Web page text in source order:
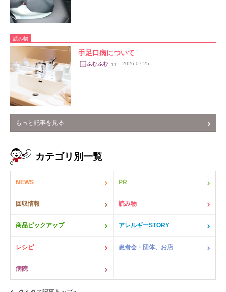
読み物
手足口病について
11 2026.07.25
もっと記事を見る
カテゴリ別一覧
NEWS PR
回収情報 読み物
商品ピックアップ アレルギーSTORY
レシピ 患者会・団体、お店
病院